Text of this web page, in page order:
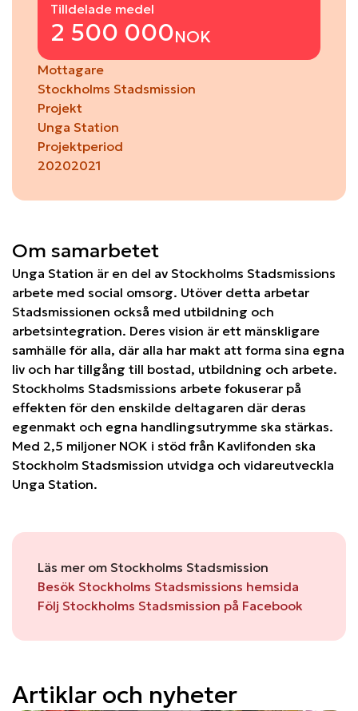
Tilldelade medel
2 500 000NOK
Mottagare
Stockholms Stadsmission
Projekt
Unga Station
Projektperiod
20202021
Om samarbetet
Unga Station är en del av Stockholms Stadsmissions
arbete med social omsorg. Utöver detta arbetar
Stadsmissionen också med utbildning och
arbetsintegration. Deres vision är ett mänskligare
samhälle för alla, där alla har makt att forma sina egna
liv och har tillgång till bostad, utbildning och arbete.
Stockholms Stadsmissions arbete fokuserar på
effekten för den enskilde deltagaren där deras
egenmakt och egna handlingsutrymme ska stärkas.
Med 2,5 miljoner NOK i stöd från Kavlifonden ska
Stockholm Stadsmission utvidga och vidareutveckla
Unga Station.
Läs mer om Stockholms Stadsmission
Besök Stockholms Stadsmissions hemsida
Följ Stockholms Stadsmission på Facebook
Artiklar och nyheter